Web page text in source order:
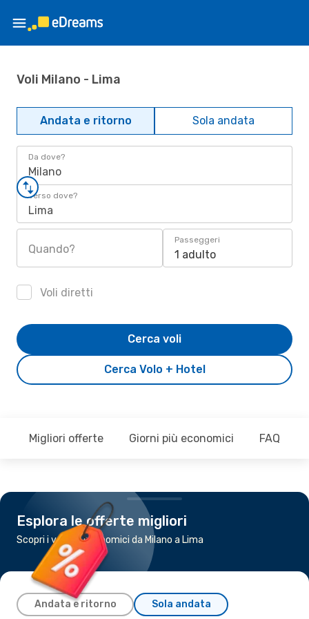
Voli Milano - Lima
Andata e ritorno Sola andata
Da dove?
Milano
Verso dove?
Lima
Quando?
Passeggeri
1 adulto
Voli diretti
Cerca Volo + Hotel
Cerca voli
Migliori offerte Giorni più economici FAQ
Esplora le offerte migliori
Scopri i voli più economici da Milano a Lima
Andata e ritorno Sola andata